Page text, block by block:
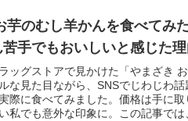
芋のむし羊かんを食べてみ
手でもおいしいと感じた
ッグストアで見かけた「やまざき
な見た目ながら、SNSでじわじわ
際に食べてみました。価格は手に
私でも意外な印象に。この記事では